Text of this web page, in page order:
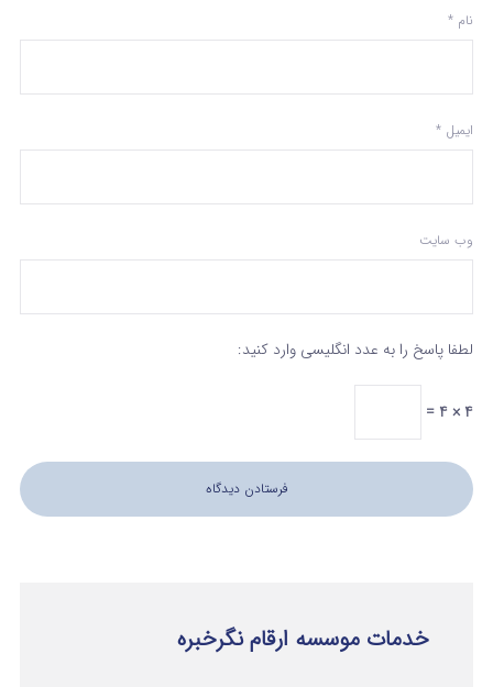
نام *
ایمیل *
وب‌ سایت
لطفا پاسخ را به عدد انگلیسی وارد کنید:
4 × 4 =
خدمات موسسه ارقام نگرخبره